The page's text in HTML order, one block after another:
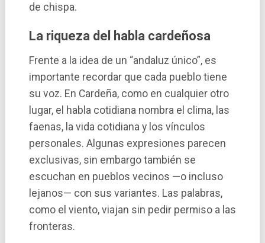
de chispa.
La riqueza del habla cardeñosa
Frente a la idea de un “andaluz único”, es
importante recordar que cada pueblo tiene
su voz. En Cardeña, como en cualquier otro
lugar, el habla cotidiana nombra el clima, las
faenas, la vida cotidiana y los vínculos
personales. Algunas expresiones parecen
exclusivas, sin embargo también se
escuchan en pueblos vecinos —o incluso
lejanos— con sus variantes. Las palabras,
como el viento, viajan sin pedir permiso a las
fronteras.